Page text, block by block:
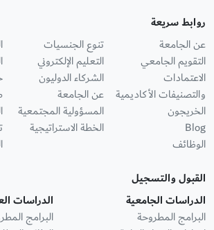
روابط سريعة
عن الجامعة
التقويم الجامعي
الاعتمادات
والتصنيفات الأكاديمية
الخريجون
Blog
الوظائف
تنوع الجنسيات
التعليم الإلكتروني
الشركاء الدوليون
عن الجامعة
المسؤولية المجتمعية
الخطة الاستراتيجية
القبول والتسجيل
الدراسات الجامعية
البرامج المطروحة
الدراسات
البرامج